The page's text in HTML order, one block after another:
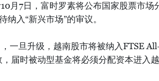
月7日，富时罗素将公布国家股票市场
纳入“新兴市场”的审议。
一旦升级，越南股市将被纳入FTSE
届时被动型基金将必须分配资本进入越